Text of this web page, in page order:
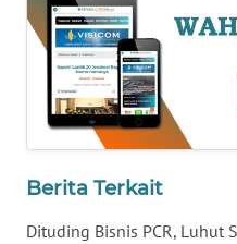
Berita Terkait
Dituding Bisnis PCR, Luhut
WN
SULTRA
WN
NTB
WN